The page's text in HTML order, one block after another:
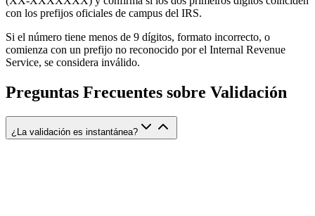
con los prefijos oficiales de campus del IRS.
Si el número tiene menos de 9 dígitos, formato incorrecto, o
comienza con un prefijo no reconocido por el Internal Revenue
Service, se considera inválido.
Preguntas Frecuentes sobre Validación
¿La validación es instantánea?